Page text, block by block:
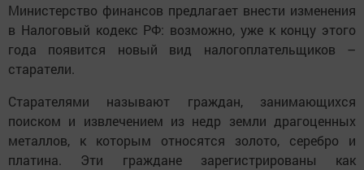
Министерство финансов предлагает внести изменения
в Налоговый кодекс РФ: возможно, уже к концу этого
года появится новый вид налогоплательщиков –
старатели.
Старателями называют граждан, занимающихся
поиском и извлечением из недр земли драгоценных
металлов, к которым относятся золото, серебро и
платина. Эти граждане зарегистрированы как